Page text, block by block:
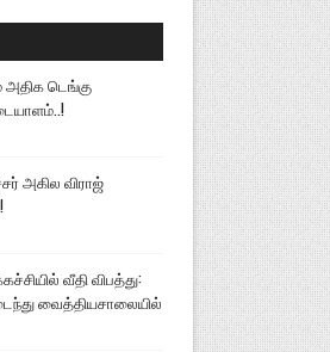
அதிக டெங்கு
அகில விராஜ்
வீதி விபத்து:
வைத்தியசாலையில்